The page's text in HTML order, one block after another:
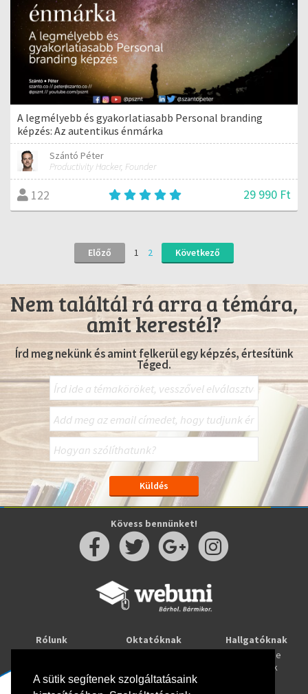
A sütik segítenek szolgáltatásaink
A legmélyebb és gyakorlatiasabb Personal branding
képzés: Az autentikus énmárka
Szántó Péter
Productivity Hacker, Founder
122 29 990 Ft
Előző 1 2 Következő
Nem találtál rá arra a témára,
amit kerestél?
Írd meg nekünk és amint felkerül egy képzés, értesítünk
Téged.
Kövess bennünket!
Rólunk
Oktatóknak
Webuni Stúdió
Hallgatóknak
Tanulj online
Képzések